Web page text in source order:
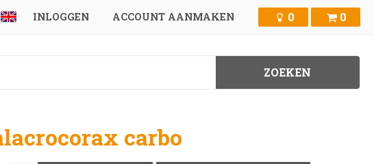
INLOGGEN ACCOUNT AANMAKEN 0 0
carbo